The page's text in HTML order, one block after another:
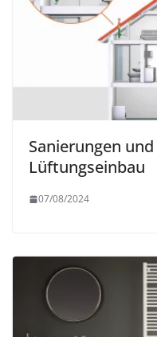
Sanierungen
Lüftungseinbau
07/08/2024